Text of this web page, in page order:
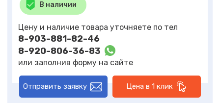
В наличии
Цену и наличие товара уточняете по тел
8-903-881-82-46
8-920-806-36-83
или заполнив форму на сайте
Отправить заявку Цена в 1 клик